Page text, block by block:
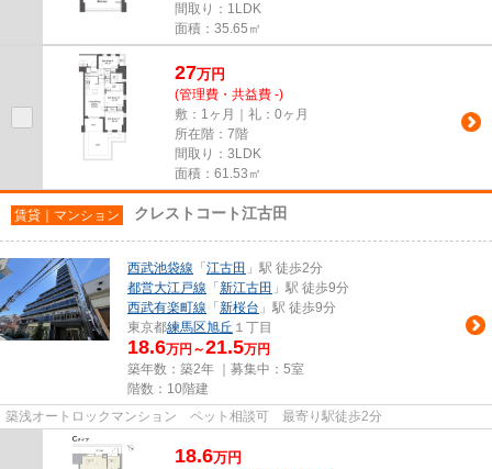
間取り：1LDK
面積：35.65㎡
27万円
(管理費・共益費 -)
敷：1ヶ月｜礼：0ヶ月
所在階：7階
間取り：3LDK
面積：61.53㎡
賃貸｜マンション クレストコート江古田
西武池袋線 「 江古田 」駅 徒歩2分
都営大江戸線 「 新江古田 」駅 徒歩9分
西武有楽町線 「 新桜台 」駅 徒歩9分
東京都練馬区旭丘 １丁目
18.6万円～21.5万円
築年数：築2年 ｜募集中： 5室
階数：10階建
築浅オートロックマンション ペット相談可 最寄り駅徒歩2分
18.6万円